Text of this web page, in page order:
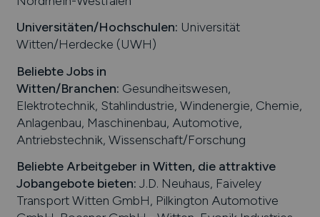
Universitäten/Hochschulen: Universität
Witten/Herdecke (UWH)
Beliebte Jobs in
Witten/Branchen: Gesundheitswesen,
Elektrotechnik, Stahlindustrie, Windenergie, Chemie,
Anlagenbau, Maschinenbau, Automotive,
Antriebstechnik, Wissenschaft/Forschung
Beliebte Arbeitgeber in Witten, die attraktive
Jobangebote bieten: J.D. Neuhaus, Faiveley
Transport Witten GmbH, Pilkington Automotive